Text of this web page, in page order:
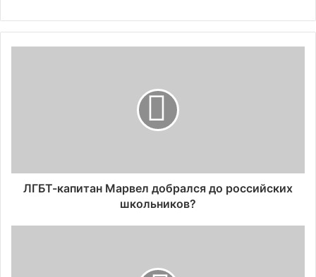
ЛГБТ-капитан Марвел добрался до российских
школьников?